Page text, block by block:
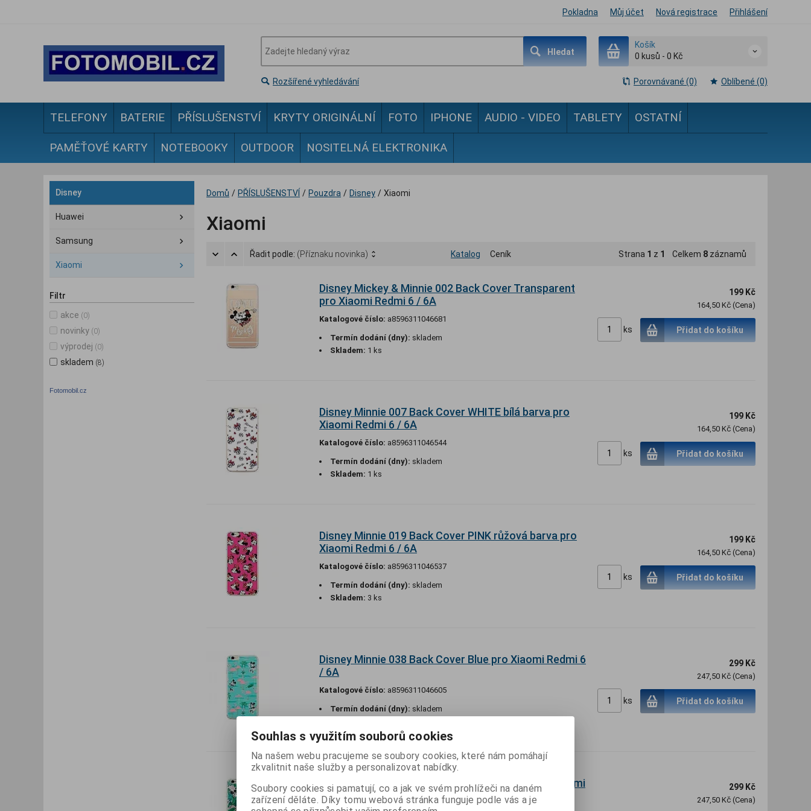
Pokladna Můj účet Nová registrace Přihlášení
Hledat
Košík
0 kusů - 0 Kč
Rozšířené vyhledávání Porovnávané (0) Oblíbené (0)
TELEFONY BATERIE PŘÍSLUŠENSTVÍ KRYTY ORIGINÁLNÍ FOTO IPHONE AUDIO - VIDEO TABLETY OSTATNÍ
PAMĚŤOVÉ KARTY NOTEBOOKY OUTDOOR NOSITELNÁ ELEKTRONIKA
Disney
Huawei
Samsung
Xiaomi
Filtr
akce (0)
novinky (0)
výprodej (0)
skladem (8)
Fotomobil.cz
Domů / PŘÍSLUŠENSTVÍ / Pouzdra / Disney / Xiaomi
Xiaomi
Řadit podle: (Příznaku novinka) Katalog Ceník Strana 1 z 1 Celkem 8 záznamů
Disney Mickey & Minnie 002 Back Cover Transparent
pro Xiaomi Redmi 6 / 6A
Katalogové číslo: a8596311046681
Termín dodání (dny): skladem
Skladem: 1 ks
199 Kč
164,50 Kč (Cena)
ks Přidat do košíku
Disney Minnie 007 Back Cover WHITE bílá barva pro
Xiaomi Redmi 6 / 6A
Katalogové číslo: a8596311046544
Termín dodání (dny): skladem
Skladem: 1 ks
199 Kč
164,50 Kč (Cena)
ks Přidat do košíku
Disney Minnie 019 Back Cover PINK růžová barva pro
Xiaomi Redmi 6 / 6A
Katalogové číslo: a8596311046537
Termín dodání (dny): skladem
Skladem: 3 ks
199 Kč
164,50 Kč (Cena)
ks Přidat do košíku
Disney Minnie 038 Back Cover Blue pro Xiaomi Redmi 6
/ 6A
Katalogové číslo: a8596311046605
Termín dodání (dny): skladem
299 Kč
247,50 Kč (Cena)
ks Přidat do košíku
Disney Minnie 039 Back Cover Multicolored pro Xiaomi
Redmi 6 / 6A
299 Kč
247,50 Kč (Cena)
Souhlas s využitím souborů cookies
Na našem webu pracujeme se soubory cookies, které nám pomáhají
zkvalitnit naše služby a personalizovat nabídky.
Soubory cookies si pamatují, co a jak ve svém prohlížeči na daném
zařízení děláte. Díky tomu webová stránka funguje podle vás a je